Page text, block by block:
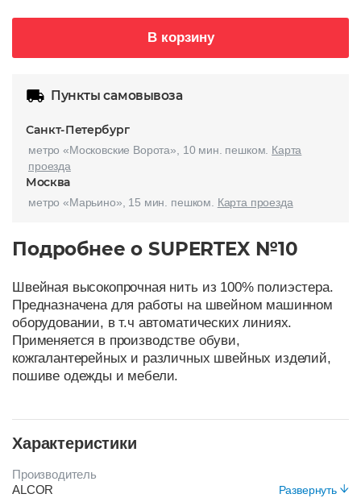
В корзину
Пункты самовывоза
Санкт-Петербург
метро «Московские Ворота», 10 мин. пешком. Карта
проезда
Москва
метро «Марьино», 15 мин. пешком. Карта проезда
Подробнее о SUPERTEX №10
Швейная высокопрочная нить из 100% полиэстера.
Предназначена для работы на швейном машинном
оборудовании, в т.ч автоматических линиях.
Применяется в производстве обуви,
кожгалантерейных и различных швейных изделий,
пошиве одежды и мебели.
Характеристики
Развернуть
Производитель
ALCOR